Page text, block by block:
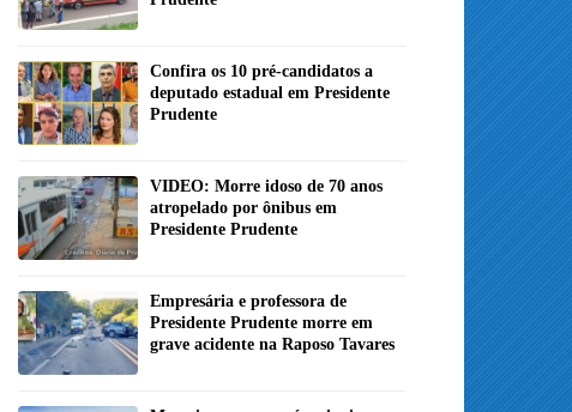
Confira os 10 pré-candidatos a
deputado estadual em Presidente
Prudente
VIDEO: Morre idoso de 70 anos
atropelado por ônibus em
Presidente Prudente
Empresária e professora de
Presidente Prudente morre em
grave acidente na Raposo Tavares